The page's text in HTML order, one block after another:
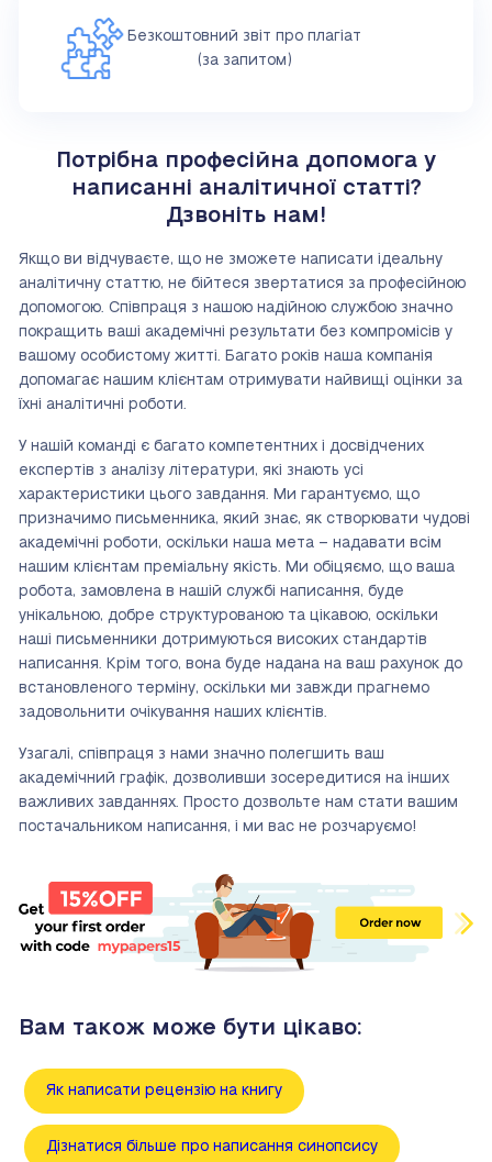
Безкоштовний звіт про плагіат
(за запитом)
Потрібна професійна допомога у
написанні аналітичної статті?
Дзвоніть нам!
Якщо ви відчуваєте, що не зможете написати ідеальну
аналітичну статтю, не бійтеся звертатися за професійною
допомогою. Співпраця з нашою надійною службою значно
покращить ваші академічні результати без компромісів у
вашому особистому житті. Багато років наша компанія
допомагає нашим клієнтам отримувати найвищі оцінки за
їхні аналітичні роботи.
У нашій команді є багато компетентних і досвідчених
експертів з аналізу літератури, які знають усі
характеристики цього завдання. Ми гарантуємо, що
призначимо письменника, який знає, як створювати чудові
академічні роботи, оскільки наша мета – надавати всім
нашим клієнтам преміальну якість. Ми обіцяємо, що ваша
робота, замовлена в нашій службі написання, буде
унікальною, добре структурованою та цікавою, оскільки
наші письменники дотримуються високих стандартів
написання. Крім того, вона буде надана на ваш рахунок до
встановленого терміну, оскільки ми завжди прагнемо
задовольнити очікування наших клієнтів.
Узагалі, співпраця з нами значно полегшить ваш
академічний графік, дозволивши зосередитися на інших
важливих завданнях. Просто дозвольте нам стати вашим
постачальником написання, і ми вас не розчаруємо!
Вам також може бути цікаво:
Як написати рецензію на книгу
Дізнатися більше про написання синопсису